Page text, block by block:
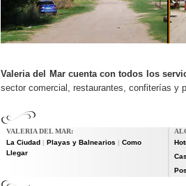
Valeria del Mar cuenta con todos los
sector comercial, restaurantes, confiterías y
VALERIA DEL MAR:
La Ciudad
Playas y Balnearios
Como
Llegar